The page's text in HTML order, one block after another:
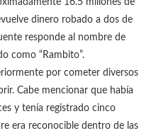
16.5 millones de
dinero robado a dos de
responde al nombre de
como “Rambito”.
por cometer diversos
Cabe mencionar que había
y tenía registrado cinco
era reconocible dentro de las